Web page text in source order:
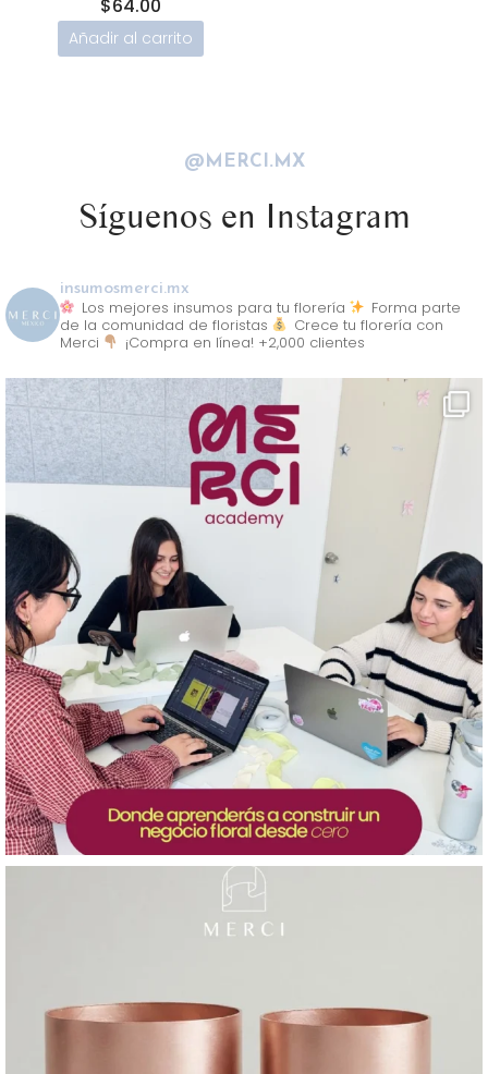
$64.00
Añadir al carrito
@MERCI.MX
Síguenos en Instagram
insumosmerci.mx
Los mejores insumos para tu florería
Forma parte
de la comunidad de floristas
Crece tu florería con
Merci
¡Compra en línea! +2,000 clientes